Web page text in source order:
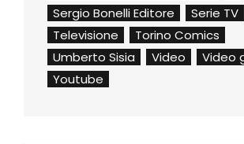
Sergio Bonelli Editore
Serie TV
Televisione
Torino Comics
Umberto Sisia
Video
Video
Youtube